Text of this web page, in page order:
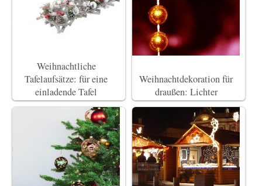
Weihnachtliche
Tafelaufsätze: für eine
einladende Tafel
Weihnachtdekoration für
draußen: Lichter